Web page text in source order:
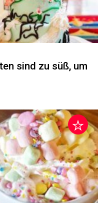
sind zu süß, um